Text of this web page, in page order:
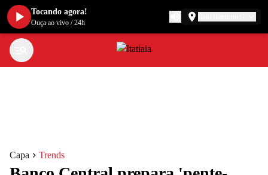
Capa Trends
Tocando agora!
Ouça ao vivo /24h